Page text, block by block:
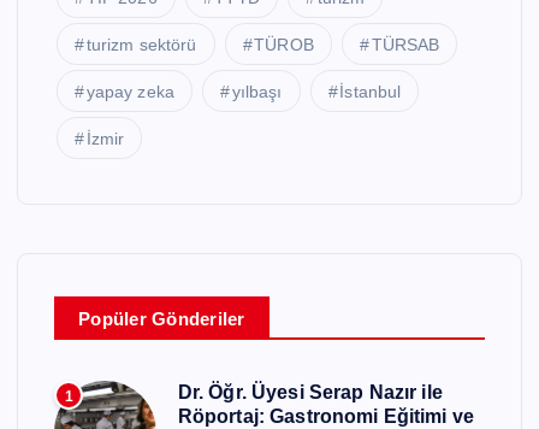
turizm sektörü TÜROB TÜRSAB
yapay zeka yılbaşı İstanbul
İzmir
Popüler Gönderiler
1
Dr. Öğr. Üyesi Serap Nazır ile
Röportaj: Gastronomi Eğitimi ve